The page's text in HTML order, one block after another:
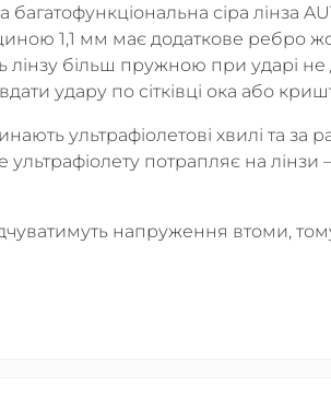
сіра лінза
1,1 мм має додаткове ребро
лінзу більш пружною при ударі не
удару по сітківці ока або
ультрафіолетові хвилі та за
потрапляє на
напруження втоми,